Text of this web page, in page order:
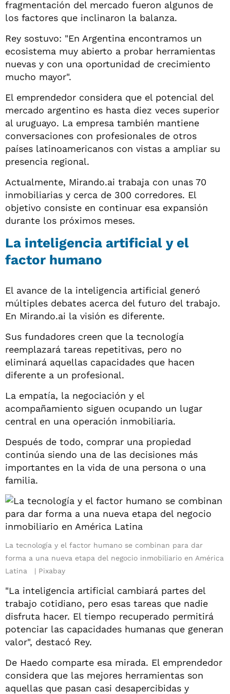
fragmentación del mercado fueron algunos de
los factores que inclinaron la balanza.
Rey sostuvo: "En Argentina encontramos un
ecosistema muy abierto a probar herramientas
nuevas y con una oportunidad de crecimiento
mucho mayor".
El emprendedor considera que el potencial del
mercado argentino es hasta diez veces superior
al uruguayo. La empresa también mantiene
conversaciones con profesionales de otros
países latinoamericanos con vistas a ampliar su
presencia regional.
Actualmente, Mirando.ai trabaja con unas 70
inmobiliarias y cerca de 300 corredores. El
objetivo consiste en continuar esa expansión
durante los próximos meses.
La inteligencia artificial y el
factor humano
El avance de la inteligencia artificial generó
múltiples debates acerca del futuro del trabajo.
En Mirando.ai la visión es diferente.
Sus fundadores creen que la tecnología
reemplazará tareas repetitivas, pero no
eliminará aquellas capacidades que hacen
diferente a un profesional.
La empatía, la negociación y el
acompañamiento siguen ocupando un lugar
central en una operación inmobiliaria.
Después de todo, comprar una propiedad
continúa siendo una de las decisiones más
importantes en la vida de una persona o una
familia.
La tecnología y el factor humano se combinan para dar
forma a una nueva etapa del negocio inmobiliario en América
Latina
Pixabay
"La inteligencia artificial cambiará partes del
trabajo cotidiano, pero esas tareas que nadie
disfruta hacer. El tiempo recuperado permitirá
potenciar las capacidades humanas que generan
valor", destacó Rey.
De Haedo comparte esa mirada. El emprendedor
considera que las mejores herramientas son
aquellas que pasan casi desapercibidas y